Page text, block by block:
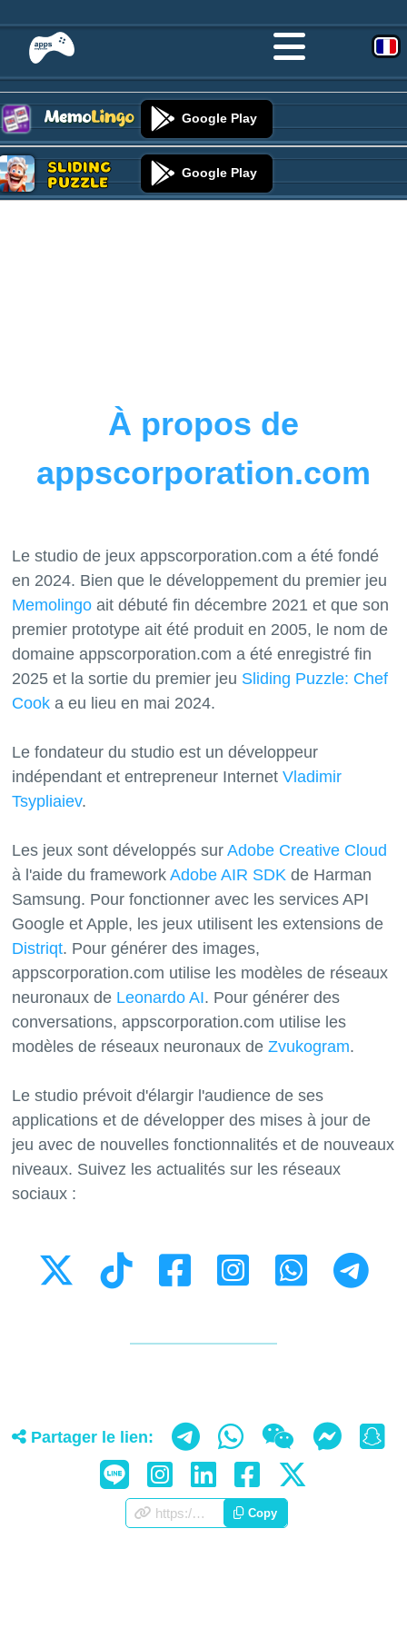
Google Play
Sliding
Puzzle Google Play
À propos de
appscorporation.com
Le studio de jeux appscorporation.com a été fondé
en 2024. Bien que le développement du premier jeu
Memolingo ait débuté fin décembre 2021 et que son
premier prototype ait été produit en 2005, le nom de
domaine appscorporation.com a été enregistré fin
2025 et la sortie du premier jeu Sliding Puzzle: Chef
Cook a eu lieu en mai 2024.
Le fondateur du studio est un développeur
indépendant et entrepreneur InternetVladimir
Tsypliaiev.
Les jeux sont développés surAdobe Creative Cloud
à l'aide du frameworkAdobe AIR SDK de Harman
Samsung. Pour fonctionner avec les services API
Google et Apple, les jeux utilisent les extensions de
Distriqt. Pour générer des images,
appscorporation.com utilise les modèles de réseaux
neuronaux de Leonardo AI. Pour générer des
conversations, appscorporation.com utilise les
modèles de réseaux neuronaux deZvukogram.
Le studio prévoit d'élargir l'audience de ses
applications et de développer des mises à jour de
jeu avec de nouvelles fonctionnalités et de nouveaux
niveaux. Suivez les actualités sur les réseaux
sociaux :
Partager le lien:
https://appscorporation.com/fr/about.html Copy